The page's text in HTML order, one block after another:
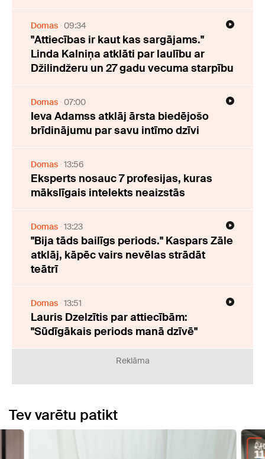
Domas 09:34
"Attiecības ir kaut kas sargājams."
Linda Kalniņa atklāti par laulību ar
Džilindžeru un 27 gadu vecuma starpību
Domas 07:00
Ieva Adamss atklāj ārsta biedējošo
brīdinājumu par savu intīmo dzīvi
Domas 13:56
Eksperts nosauc 7 profesijas, kuras
mākslīgais intelekts neaizstās
Domas 13:23
"Bija tāds bailīgs periods." Kaspars Zāle
atklāj, kāpēc vairs nevēlas strādāt
teātrī
Domas 13:51
Lauris Dzelzītis par attiecībām:
"Sūdīgākais periods manā dzīvē"
Reklāma
Tev varētu patikt